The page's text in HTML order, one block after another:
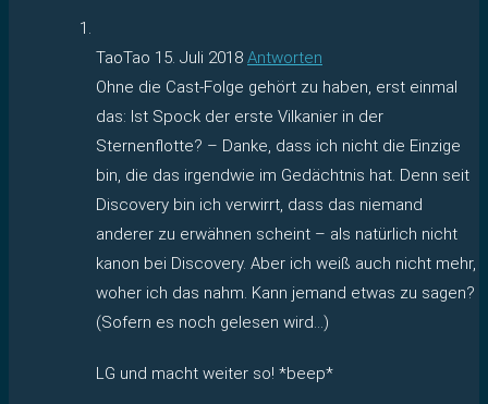
TaoTao 15. Juli 2018 Antworten
Ohne die Cast-Folge gehört zu haben, erst einmal
das: Ist Spock der erste Vilkanier in der
Sternenflotte? – Danke, dass ich nicht die Einzige
bin, die das irgendwie im Gedächtnis hat. Denn seit
Discovery bin ich verwirrt, dass das niemand
anderer zu erwähnen scheint – als natürlich nicht
kanon bei Discovery. Aber ich weiß auch nicht mehr,
woher ich das nahm. Kann jemand etwas zu sagen?
(Sofern es noch gelesen wird…)
LG und macht weiter so! *beep*